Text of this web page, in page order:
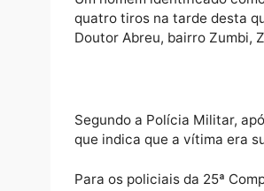
Um homem identificado
quatro tiros na tarde
Doutor Abreu, bairro